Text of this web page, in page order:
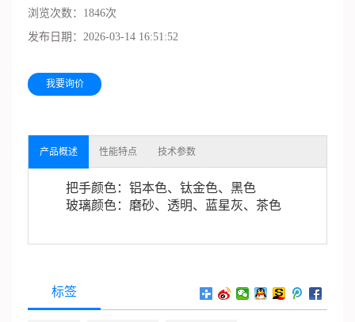
浏览次数： 1846次
发布日期： 2026-03-14 16:51:52
我要询价
产品概述 性能特点 技术参数
把手颜色：铝本色、钛金色、黑色
玻璃颜色：磨砂、透明、蓝星灰、茶色
标签